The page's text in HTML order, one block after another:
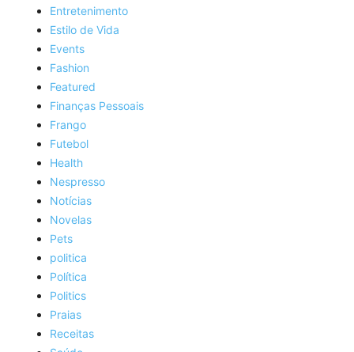
Entretenimento
Estilo de Vida
Events
Fashion
Featured
Finanças Pessoais
Frango
Futebol
Health
Nespresso
Notícias
Novelas
Pets
politica
Política
Politics
Praias
Receitas